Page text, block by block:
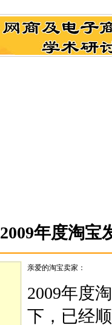
2009年度淘宝
亲爱的淘宝卖家：
2009年度
下，已经